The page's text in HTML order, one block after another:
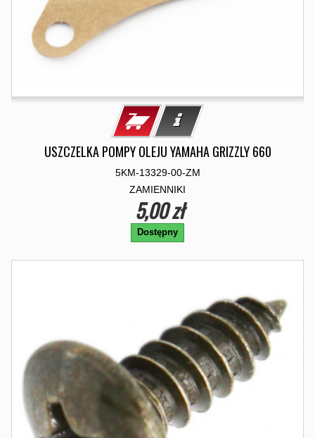
USZCZELKA POMPY OLEJU YAMAHA GRIZZLY 660
5KM-13329-00-ZM
ZAMIENNIKI
5,00 zł
Dostępny